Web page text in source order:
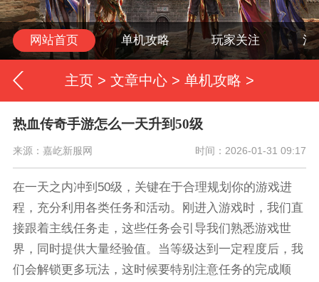
网站首页 单机攻略 玩家关注 活
主页 > 文章中心 > 单机攻略 >
热血传奇手游怎么一天升到50级
来源：嘉屹新服网 时间：2026-01-31 09:17
在一天之内冲到50级，关键在于合理规划你的游戏进
程，充分利用各类任务和活动。刚进入游戏时，我们直
接跟着主线任务走，这些任务会引导我们熟悉游戏世
界，同时提供大量经验值。当等级达到一定程度后，我
们会解锁更多玩法，这时候要特别注意任务的完成顺